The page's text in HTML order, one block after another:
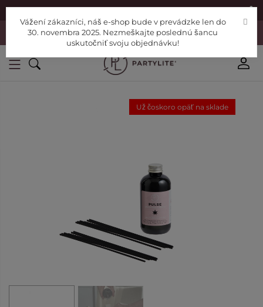
|
Vážení zákazníci, náš e-shop bude v prevádzke len do 30. novembra
2025. Nezmeškajte poslednú šancu uskutočniť svoju objednávku!
Už čoskoro opäť na sklade
Vážení zákazníci, náš e-shop bude v prevádzke len do
30. novembra 2025. Nezmeškajte poslednú šancu
uskutočniť svoju objednávku!